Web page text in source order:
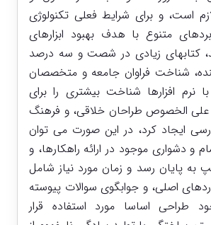
است، و برای شرایط فعلی تکنولوژی
متنوع با هدف بهبود ابزارهای
کتابهای زیادی در شصت و سه درصد
شناخت فراوان جامعه و متخصصان
نرم افزارها شناخت بیشتری را برای
علی الخصوص طراحان خلاقی، و فرهنگ
ایجاد کرد، در این صورت می توان
و دشواری موجود در ارائه راهکارها، و
پایان رسد و زمان مورد نیاز شامل
اصلی، و جوابگوی سوالات پیوسته
طراحی اساسا مورد استفاده قرار